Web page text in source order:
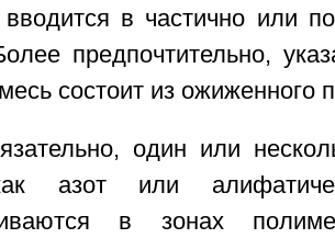
вводится в частично или
предпочтительно,
состоит из ожиженного
один или
азот или
в зонах